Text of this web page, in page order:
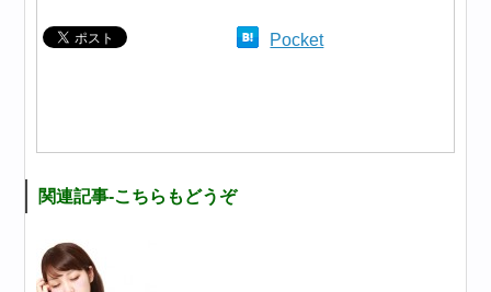
Pocket
関連記事-こちらもどうぞ